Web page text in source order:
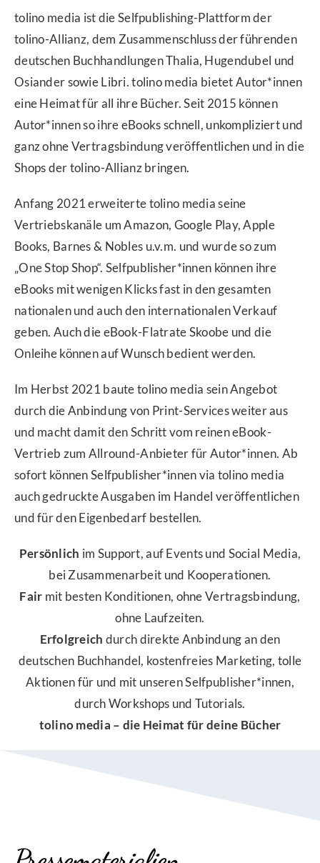
tolino media ist die Selfpublishing-Plattform der
tolino-Allianz, dem Zusammenschluss der führenden
deutschen Buchhandlungen Thalia, Hugendubel und
Osiander sowie Libri. tolino media bietet Autor*innen
eine Heimat für all ihre Bücher. Seit 2015 können
Autor*innen so ihre eBooks schnell, unkompliziert und
ganz ohne Vertragsbindung veröffentlichen und in die
Shops der tolino-Allianz bringen.
Anfang 2021 erweiterte tolino media seine
Vertriebskanäle um Amazon, Google Play, Apple
Books, Barnes & Nobles u.v.m. und wurde so zum
„One Stop Shop“. Selfpublisher*innen können ihre
eBooks mit wenigen Klicks fast in den gesamten
nationalen und auch den internationalen Verkauf
geben. Auch die eBook-Flatrate Skoobe und die
Onleihe können auf Wunsch bedient werden.
Im Herbst 2021 baute tolino media sein Angebot
durch die Anbindung von Print-Services weiter aus
und macht damit den Schritt vom reinen eBook-
Vertrieb zum Allround-Anbieter für Autor*innen. Ab
sofort können Selfpublisher*innen via tolino media
auch gedruckte Ausgaben im Handel veröffentlichen
und für den Eigenbedarf bestellen.
Persönlich im Support, auf Events und Social Media,
bei Zusammenarbeit und Kooperationen.
Fair mit besten Konditionen, ohne Vertragsbindung,
ohne Laufzeiten.
Erfolgreich durch direkte Anbindung an den
deutschen Buchhandel, kostenfreies Marketing, tolle
Aktionen für und mit unseren Selfpublisher*innen,
durch Workshops und Tutorials.
tolino media – die Heimat für deine Bücher